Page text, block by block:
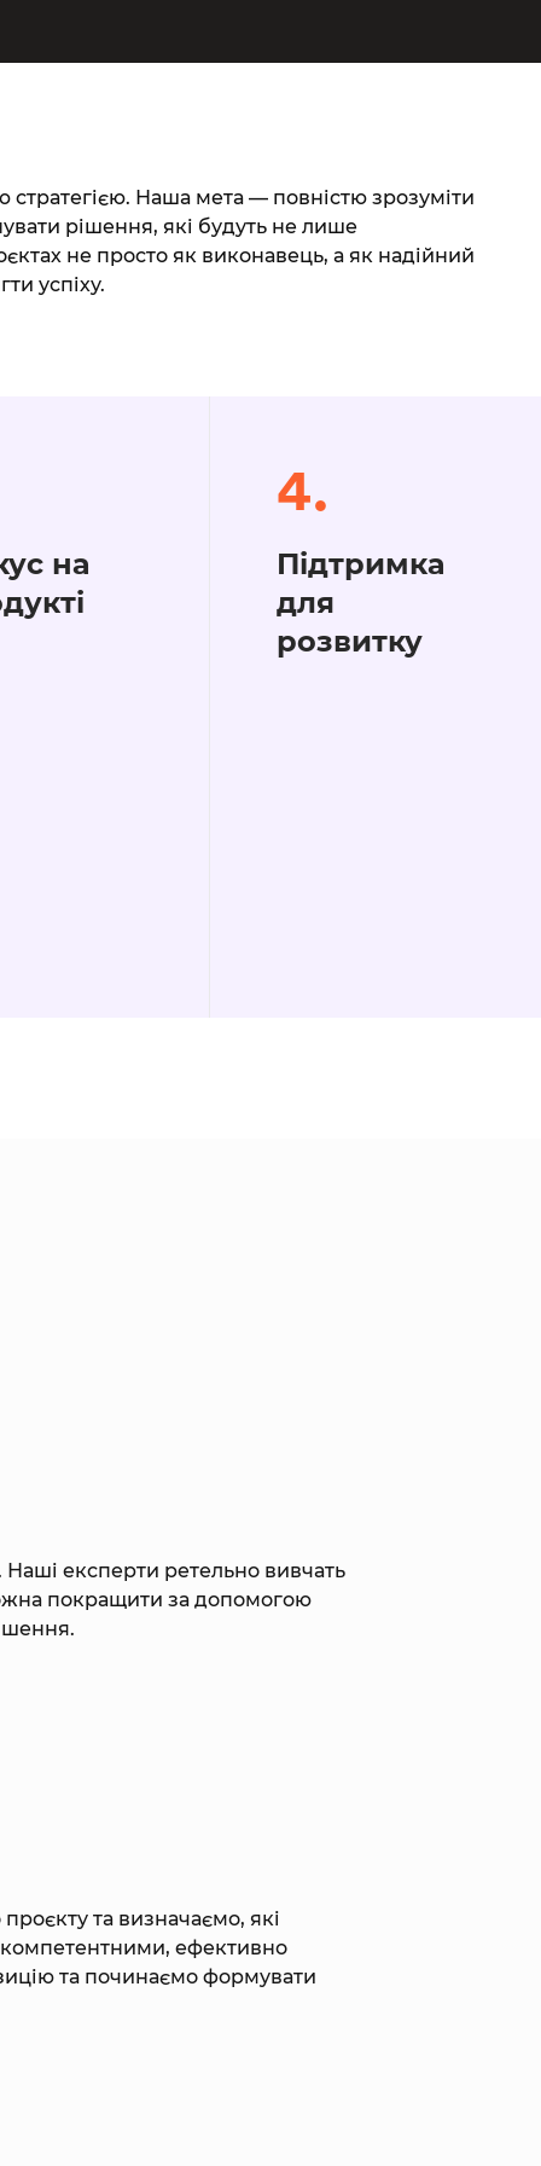
Наша мета — повністю зрозуміти
рішення, які будуть не лише
не просто як виконавець, а як надійний
успіху.
на
4.
Підтримка
для
розвитку
експерти ретельно вивчать
покращити за допомогою
та визначаємо, які
компетентними, ефективно
та починаємо формувати